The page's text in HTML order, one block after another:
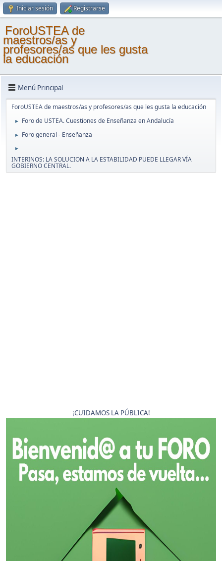
Iniciar sesión Registrarse
ForoUSTEA de
maestros/as y
profesores/as que les gusta
la educación
Menú Principal
ForoUSTEA de maestros/as y profesores/as que les gusta la educación
► Foro de USTEA. Cuestiones de Enseñanza en Andalucía
► Foro general - Enseñanza
►
INTERINOS: LA SOLUCION A LA ESTABILIDAD PUEDE LLEGAR VÍA
GOBIERNO CENTRAL.
¡CUIDAMOS LA PÚBLICA!